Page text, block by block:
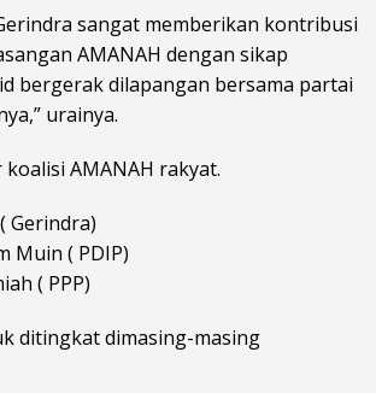
sangat memberikan kontribusi
AMANAH dengan sikap
bergerak dilapangan bersama partai
urainya.
AMANAH rakyat.
Gerindra)
Muin ( PDIP)
( PPP)
ditingkat dimasing-masing